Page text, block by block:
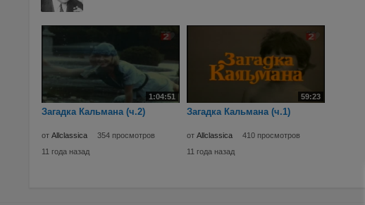
1:04:51
Загадка Кальмана (ч.2)
от Allclassica
354 просмотров
11 года назад
59:23
Загадка Кальмана (ч.1)
от Allclassica
410 просмотров
11 года назад